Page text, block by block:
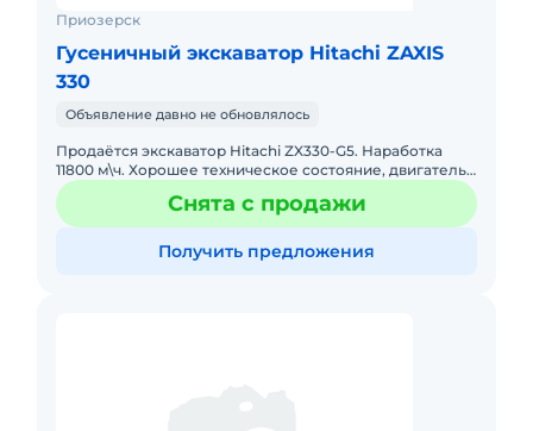
Приозерск
Гусеничный экскаватор Hitachi ZAXIS
330
Объявление давно не обновлялось
Продаётся экскаватор Hitachi ZX330-G5. Наработка
11800 м\ч. Хорошее техническое состояние, двигатель
isuzu с механическим тнвд., проведены гидролинии
под дополн
Снята с продажи
Получить предложения